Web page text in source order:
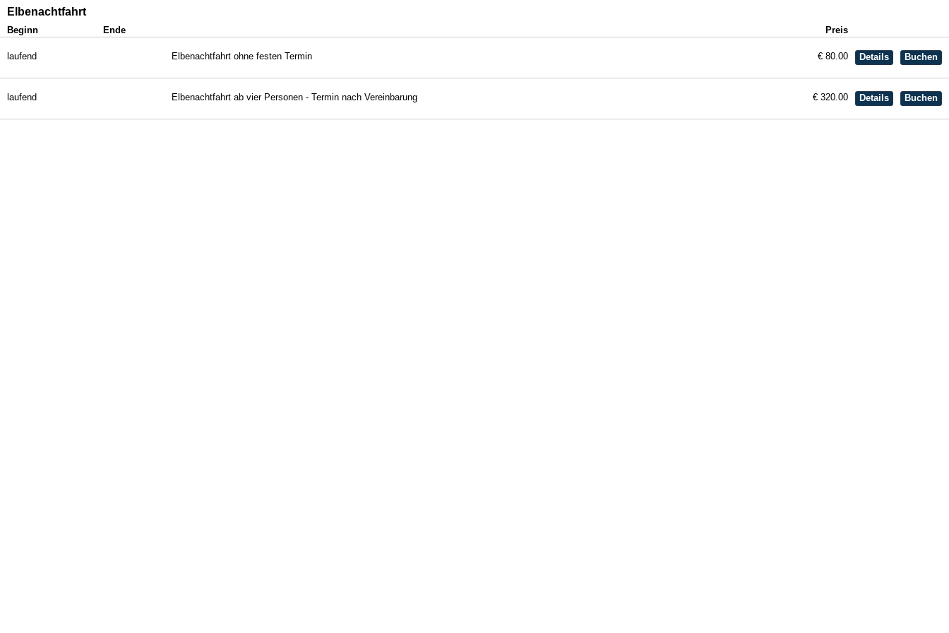
Elbenachtfahrt
Beginn Ende Preis
laufend Elbenachtfahrt ohne festen Termin € 80.00
laufend Elbenachtfahrt ab vier Personen - Termin nach Vereinbarung € 320.00